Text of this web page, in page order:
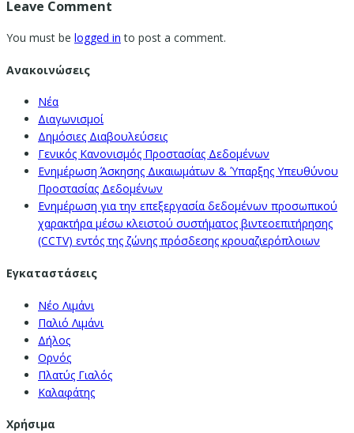
Leave Comment
You must be logged in to post a comment.
Ανακοινώσεις
Νέα
Διαγωνισμοί
Δημόσιες Διαβουλεύσεις
Γενικός Κανονισμός Προστασίας Δεδομένων
Ενημέρωση Άσκησης Δικαιωμάτων & Ύπαρξης Υπευθύνου
Προστασίας Δεδομένων
Ενημέρωση για την επεξεργασία δεδομένων προσωπικού
χαρακτήρα μέσω κλειστού συστήματος βιντεοεπιτήρησης
(CCTV) εντός της ζώνης πρόσδεσης κρουαζιερόπλοιων
Εγκαταστάσεις
Νέο Λιμάνι
Παλιό Λιμάνι
Δήλος
Ορνός
Πλατύς Γιαλός
Καλαφάτης
Χρήσιμα